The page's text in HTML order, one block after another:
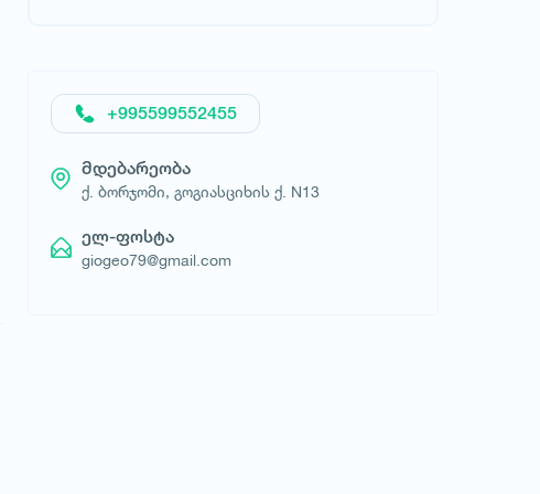
მოითხოვე სასტუმრო
+995599552455
მდებარეობა
ქ. ბორჯომი, გოგიასციხის ქ. N13
ელ-ფოსტა
giogeo79@gmail.com